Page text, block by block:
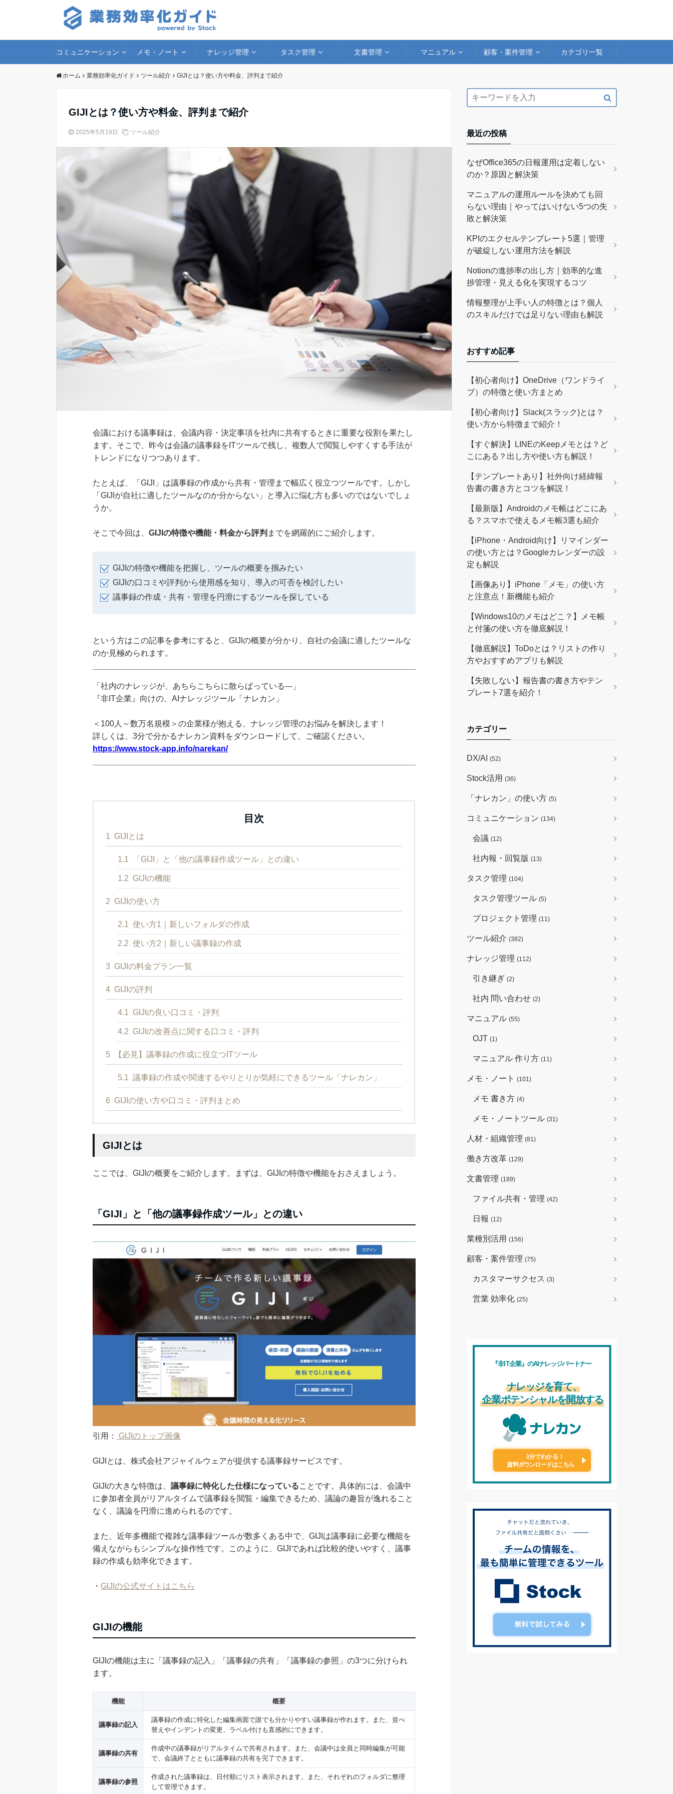
コミュニケーション メモ・ノート ナレッジ管理 タスク管理 文書管理 マニュアル 顧客・案件管理 カテゴリ一覧
ホーム 業務効率化ガイド ツール紹介 GIJIとは？使い方や料金、評判まで紹介
GIJIとは？使い方や料金、評判まで紹介
2025年5月19日 ツール紹介
会議における議事録は、会議内容・決定事項を社内に共有するときに重要な役割を果たし
ます。そこで、昨今は会議の議事録をITツールで残し、複数人で閲覧しやすくする手法が
トレンドになりつつあります。
たとえば、「GIJI」は議事録の作成から共有・管理まで幅広く役立つツールです。しかし
「GIJIが自社に適したツールなのか分からない」と導入に悩む方も多いのではないでしょ
うか。
そこで今回は、 GIJIの特徴や機能・料金から評判 までを網羅的にご紹介します。
GIJIの特徴や機能を把握し、ツールの概要を掴みたい
GIJIの口コミや評判から使用感を知り、導入の可否を検討したい
議事録の作成・共有・管理を円滑にするツールを探している
という方はこの記事を参考にすると、GIJIの概要が分かり、自社の会議に適したツールな
のか見極められます。
「社内のナレッジが、あちらこちらに散らばっている---」
『非IT企業』向けの、AIナレッジツール「ナレカン」
＜100人～数万名規模＞の企業様が抱える、ナレッジ管理のお悩みを解決します！
詳しくは、3分で分かるナレカン資料をダウンロードして、ご確認ください。
https://www.stock-app.info/narekan/
目次
1 GIJIとは
1.1 「GIJI」と「他の議事録作成ツール」との違い
1.2 GIJIの機能
2 GIJIの使い方
2.1 使い方1｜新しいフォルダの作成
2.2 使い方2｜新しい議事録の作成
3 GIJIの料金プラン一覧
4 GIJIの評判
4.1 GIJIの良い口コミ・評判
4.2 GIJIの改善点に関する口コミ・評判
5 【必見】議事録の作成に役立つITツール
5.1 議事録の作成や関連するやりとりが気軽にできるツール「ナレカン」
6 GIJIの使い方や口コミ・評判まとめ
GIJIとは
ここでは、GIJIの概要をご紹介します。まずは、GIJIの特徴や機能をおさえましょう。
「GIJI」と「他の議事録作成ツール」との違い
引用： GIJIのトップ画像
GIJIとは、株式会社アジャイルウェアが提供する議事録サービスです。
GIJIの大きな特徴は、 議事録に特化した仕様になっていることです。具体的には、会議中
に参加者全員がリアルタイムで議事録を閲覧・編集できるため、議論の趣旨が逸れること
なく、議論を円滑に進められるのです。
また、近年多機能で複雑な議事録ツールが数多くある中で、GIJIは議事録に必要な機能を
備えながらもシンプルな操作性です。このように、GIJIであれば比較的使いやすく、議事
録の作成も効率化できます。
・ GIJIの公式サイトはこちら
GIJIの機能
GIJIの機能は主に「議事録の記入」「議事録の共有」「議事録の参照」の3つに分けられ
ます。
機能 概要
議事録の記入
議事録の作成に特化した編集画面で誰でも分かりやすい議事録が作れます。また、並べ
替えやインデントの変更、ラベル付けも直感的にできます。
議事録の共有
作成中の議事録がリアルタイムで共有されます。また、会議中は全員と同時編集が可能
で、会議終了とともに議事録の共有を完了できます。
議事録の参照
作成された議事録は、日付順にリスト表示されます。また、それぞれのフォルダに整理
して管理できます。
最近の投稿
なぜOffice365の日報運用は定着しない
のか？原因と解決策
マニュアルの運用ルールを決めても回
らない理由｜やってはいけない5つの失
敗と解決策
KPIのエクセルテンプレート5選｜管理
が破綻しない運用方法を解説
Notionの進捗率の出し方｜効率的な進
捗管理・見える化を実現するコツ
情報整理が上手い人の特徴とは？個人
のスキルだけでは足りない理由も解説
おすすめ記事
【初心者向け】OneDrive（ワンドライ
ブ）の特徴と使い方まとめ
【初心者向け】Slack(スラック)とは？
使い方から特徴まで紹介！
【すぐ解決】LINEのKeepメモとは？ど
こにある？出し方や使い方も解説！
【テンプレートあり】社外向け経緯報
告書の書き方とコツを解説！
【最新版】Androidのメモ帳はどこにあ
る？スマホで使えるメモ帳3選も紹介
【iPhone・Android向け】リマインダー
の使い方とは？Googleカレンダーの設
定も解説
【画像あり】iPhone「メモ」の使い方
と注意点！新機能も紹介
【Windows10のメモはどこ？】メモ帳
と付箋の使い方を徹底解説！
【徹底解説】ToDoとは？リストの作り
方やおすすめアプリも解説
【失敗しない】報告書の書き方やテン
プレート7選を紹介！
カテゴリー
DX/AI (52)
Stock活用 (36)
「ナレカン」の使い方 (5)
コミュニケーション (134)
会議 (12)
社内報・回覧版 (13)
タスク管理 (104)
タスク管理ツール (5)
プロジェクト管理 (11)
ツール紹介 (382)
ナレッジ管理 (112)
引き継ぎ (2)
社内 問い合わせ (2)
マニュアル (55)
OJT (1)
マニュアル 作り方 (11)
メモ・ノート (101)
メモ 書き方 (4)
メモ・ノートツール (31)
人材・組織管理 (81)
働き方改革 (129)
文書管理 (189)
ファイル共有・管理 (42)
日報 (12)
業種別活用 (156)
顧客・案件管理 (75)
カスタマーサクセス (3)
営業 効率化 (25)